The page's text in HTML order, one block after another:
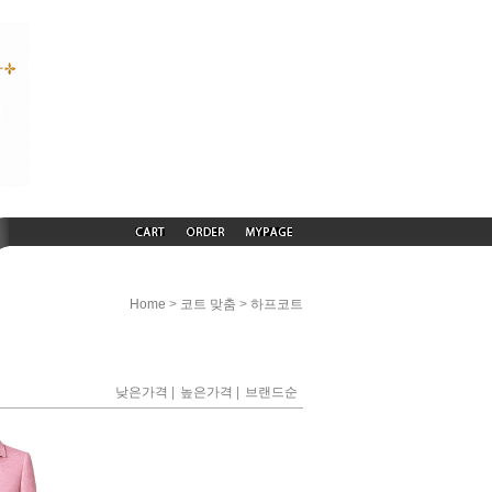
Home > 코트 맞춤 > 하프코트
낮은가격 높은가격 브랜드순